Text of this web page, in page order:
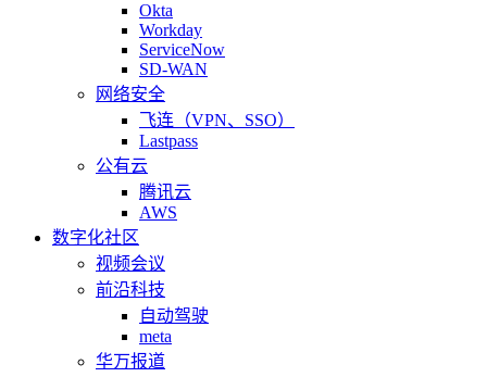
Okta
Workday
ServiceNow
SD-WAN
网络安全
飞连（VPN、SSO）
Lastpass
公有云
腾讯云
AWS
数字化社区
视频会议
前沿科技
自动驾驶
meta
华万报道